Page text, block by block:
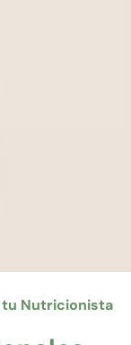
tu Nutricionista